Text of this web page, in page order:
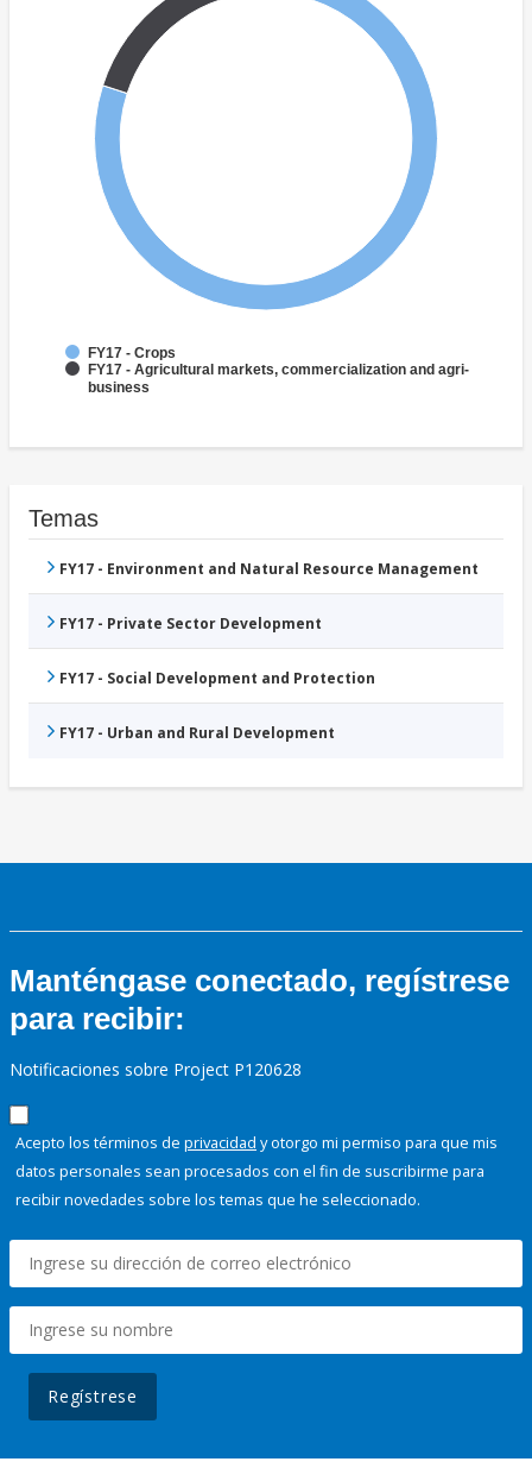
FY17 - Crops
FY17 - Agricultural markets, commercialization and agri-
business
Temas
FY17 - Environment and Natural Resource Management
FY17 - Private Sector Development
FY17 - Social Development and Protection
FY17 - Urban and Rural Development
Manténgase conectado, regístrese
para recibir:
Notificaciones sobre Project P120628
Acepto los términos de privacidad y otorgo mi permiso para que mis
datos personales sean procesados con el fin de suscribirme para
recibir novedades sobre los temas que he seleccionado.
Regístrese